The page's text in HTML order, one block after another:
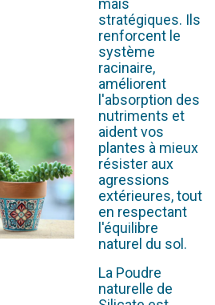
mais
stratégiques. Ils
renforcent le
système
racinaire,
améliorent
l'absorption des
nutriments et
aident vos
plantes à mieux
résister aux
agressions
extérieures, tout
en respectant
l'équilibre
naturel du sol.
La Poudre
naturelle de